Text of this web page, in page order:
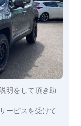
明をして頂き助
ービスを受けて